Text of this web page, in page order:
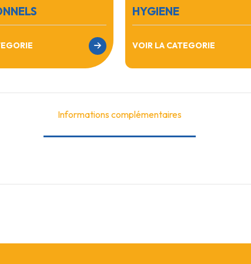
HYGIENE
VOIR LA CATEGORIE
Informations complémentaires